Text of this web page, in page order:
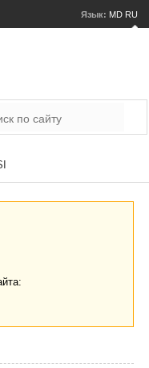
Язык: MD RU